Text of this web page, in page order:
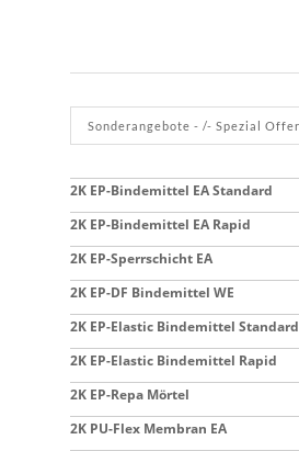
2K EP-Bindemittel EA Standard
2K EP-Bindemittel EA Rapid
2K EP-Sperrschicht EA
2K EP-DF Bindemittel WE
2K EP-Elastic Bindemittel Standard
2K EP-Elastic Bindemittel Rapid
2K EP-Repa Mörtel
2K PU-Flex Membran EA